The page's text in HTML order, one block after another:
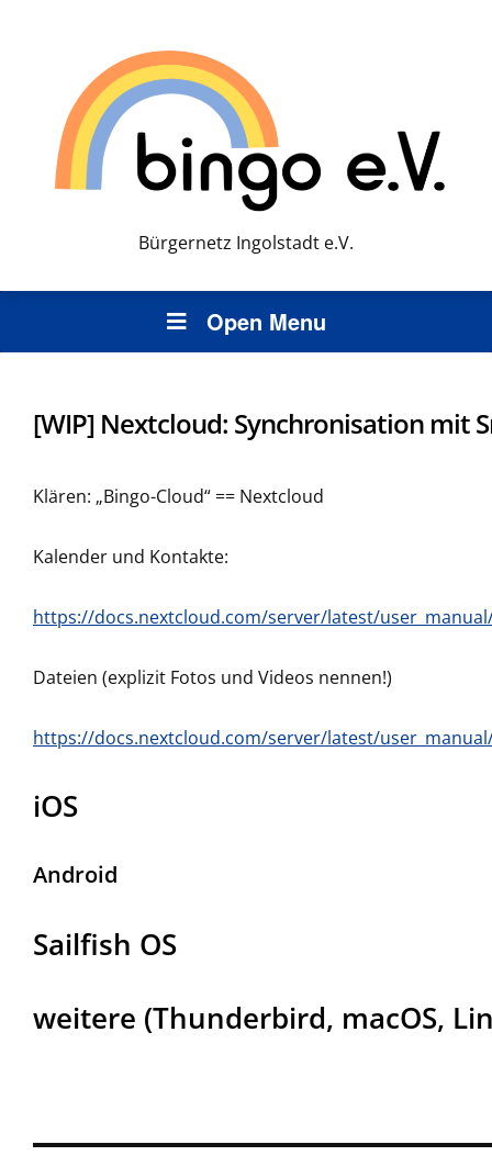
Bürgernetz Ingolstadt e.V.
Open Menu
[WIP] Nextcloud: Synchronisation mit
Klären: „Bingo-Cloud“ == Nextcloud
Kalender und Kontakte:
https://docs.nextcloud.com/server/latest/
Dateien (explizit Fotos und Videos nennen!)
https://docs.nextcloud.com/server/latest/
iOS
Android
Sailfish OS
weitere (Thunderbird, macOS,